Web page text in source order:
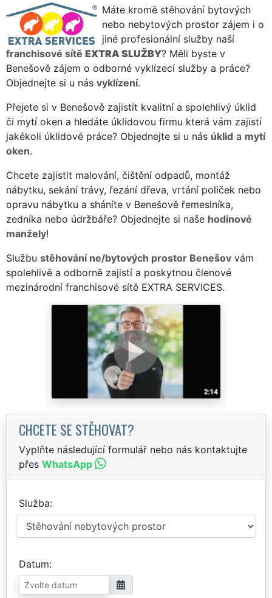
Máte kromě stěhování bytových
nebo nebytových prostor zájem i o
jiné profesionální služby naší
franchisové sítě EXTRA SLUŽBY? Měli byste v
Benešově zájem o odborné vyklízecí služby a práce?
Objednejte si u nás vyklízení.
Přejete si v Benešově zajistit kvalitní a spolehlivý úklid
či mytí oken a hledáte úklidovou firmu která vám zajistí
jakékoli úklidové práce? Objednejte si u nás úklid a mytí
oken.
Chcete zajistit malování, čištění odpadů, montáž
nábytku, sekání trávy, řezání dřeva, vrtání poliček nebo
opravu nábytku a sháníte v Benešově řemeslníka,
zedníka nebo údržbáře? Objednejte si naše hodinové
manžely!
Službu stěhování ne/bytových prostor Benešov vám
spolehlivě a odborně zajistí a poskytnou členové
mezinárodní franchisové sítě EXTRA SERVICES.
CHCETE SE STĚHOVAT?
Vyplňte následující formulář nebo nás kontaktujte
přes WhatsApp
Služba
Datum